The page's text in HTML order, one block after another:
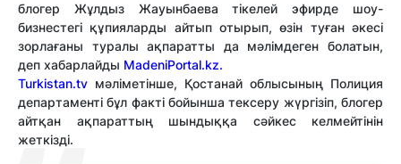
блогер Жұлдыз Жауынбаева тікелей эфирде шоу-
бизнестегі құпияларды айтып отырып, өзін туған әкесі
зорлағаны туралы ақпаратты да мәлімдеген болатын,
деп хабарлайды MadeniPortal.kz.
Turkistan.tv мәліметінше, Қостанай облысының Полиция
департаменті бұл факті бойынша тексеру жүргізіп, блогер
айтқан ақпараттың шындыққа сәйкес келмейтінін
жеткізді.